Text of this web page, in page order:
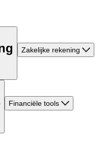
Zakelijke rekening
Financiële tools